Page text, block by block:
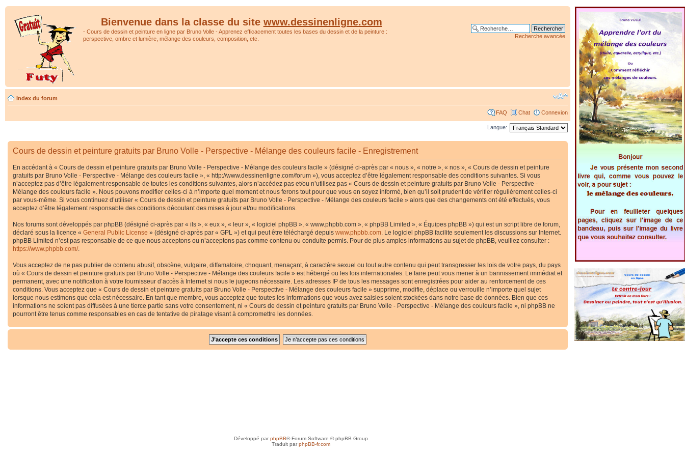
Bienvenue dans la classe du site www.dessinenligne.com
- Cours de dessin et peinture en ligne par Bruno Volle - Apprenez efficacement toutes les bases du dessin et de la peinture :
perspective, ombre et lumière, mélange des couleurs, composition, etc.
Recherche avancée
Index du forum
FAQ Chat Connexion
Langue:
Cours de dessin et peinture gratuits par Bruno Volle - Perspective - Mélange des couleurs facile - Enregistrement
En accédant à « Cours de dessin et peinture gratuits par Bruno Volle - Perspective - Mélange des couleurs facile » (désigné ci-après par « nous », « notre », « nos », « Cours de dessin et peinture
gratuits par Bruno Volle - Perspective - Mélange des couleurs facile », « http://www.dessinenligne.com/forum »), vous acceptez d’être légalement responsable des conditions suivantes. Si vous
n’acceptez pas d’être légalement responsable de toutes les conditions suivantes, alors n’accédez pas et/ou n’utilisez pas « Cours de dessin et peinture gratuits par Bruno Volle - Perspective -
Mélange des couleurs facile ». Nous pouvons modifier celles-ci à n’importe quel moment et nous ferons tout pour que vous en soyez informé, bien qu’il soit prudent de vérifier régulièrement celles-ci
par vous-même. Si vous continuez d’utiliser « Cours de dessin et peinture gratuits par Bruno Volle - Perspective - Mélange des couleurs facile » alors que des changements ont été effectués, vous
acceptez d’être légalement responsable des conditions découlant des mises à jour et/ou modifications.
Nos forums sont développés par phpBB (désigné ci-après par « ils », « eux », « leur », « logiciel phpBB », « www.phpbb.com », « phpBB Limited », « Équipes phpBB ») qui est un script libre de forum,
déclaré sous la licence « General Public License » (désigné ci-après par « GPL ») et qui peut être téléchargé depuis www.phpbb.com . Le logiciel phpBB facilite seulement les discussions sur Internet.
phpBB Limited n’est pas responsable de ce que nous acceptons ou n’acceptons pas comme contenu ou conduite permis. Pour de plus amples informations au sujet de phpBB, veuillez consulter :
https://www.phpbb.com/.
Vous acceptez de ne pas publier de contenu abusif, obscène, vulgaire, diffamatoire, choquant, menaçant, à caractère sexuel ou tout autre contenu qui peut transgresser les lois de votre pays, du pays
où « Cours de dessin et peinture gratuits par Bruno Volle - Perspective - Mélange des couleurs facile » est hébergé ou les lois internationales. Le faire peut vous mener à un bannissement immédiat et
permanent, avec une notification à votre fournisseur d’accès à Internet si nous le jugeons nécessaire. Les adresses IP de tous les messages sont enregistrées pour aider au renforcement de ces
conditions. Vous acceptez que « Cours de dessin et peinture gratuits par Bruno Volle - Perspective - Mélange des couleurs facile » supprime, modifie, déplace ou verrouille n’importe quel sujet
lorsque nous estimons que cela est nécessaire. En tant que membre, vous acceptez que toutes les informations que vous avez saisies soient stockées dans notre base de données. Bien que ces
informations ne soient pas diffusées à une tierce partie sans votre consentement, ni « Cours de dessin et peinture gratuits par Bruno Volle - Perspective - Mélange des couleurs facile », ni phpBB ne
pourront être tenus comme responsables en cas de tentative de piratage visant à compromettre les données.
Développé parphpBB® Forum Software © phpBB Group
Traduit parphpBB-fr.com